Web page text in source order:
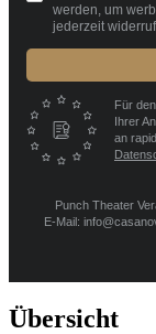
werden, um
jederzeit
Für
Ihrer
an
Punch Theater
E-Mail:
Übersicht